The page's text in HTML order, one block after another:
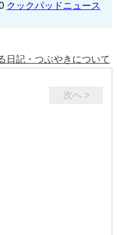
クックパッドニュース
日記・つぶやきについて
次へ >